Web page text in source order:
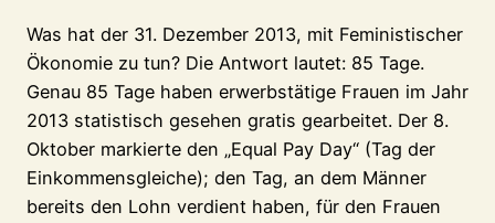
Was hat der 31. Dezember 2013, mit Feministischer
Ökonomie zu tun? Die Antwort lautet: 85 Tage.
Genau 85 Tage haben erwerbstätige Frauen im Jahr
2013 statistisch gesehen gratis gearbeitet. Der 8.
Oktober markierte den „Equal Pay Day“ (Tag der
Einkommensgleiche); den Tag, an dem Männer
bereits den Lohn verdient haben, für den Frauen